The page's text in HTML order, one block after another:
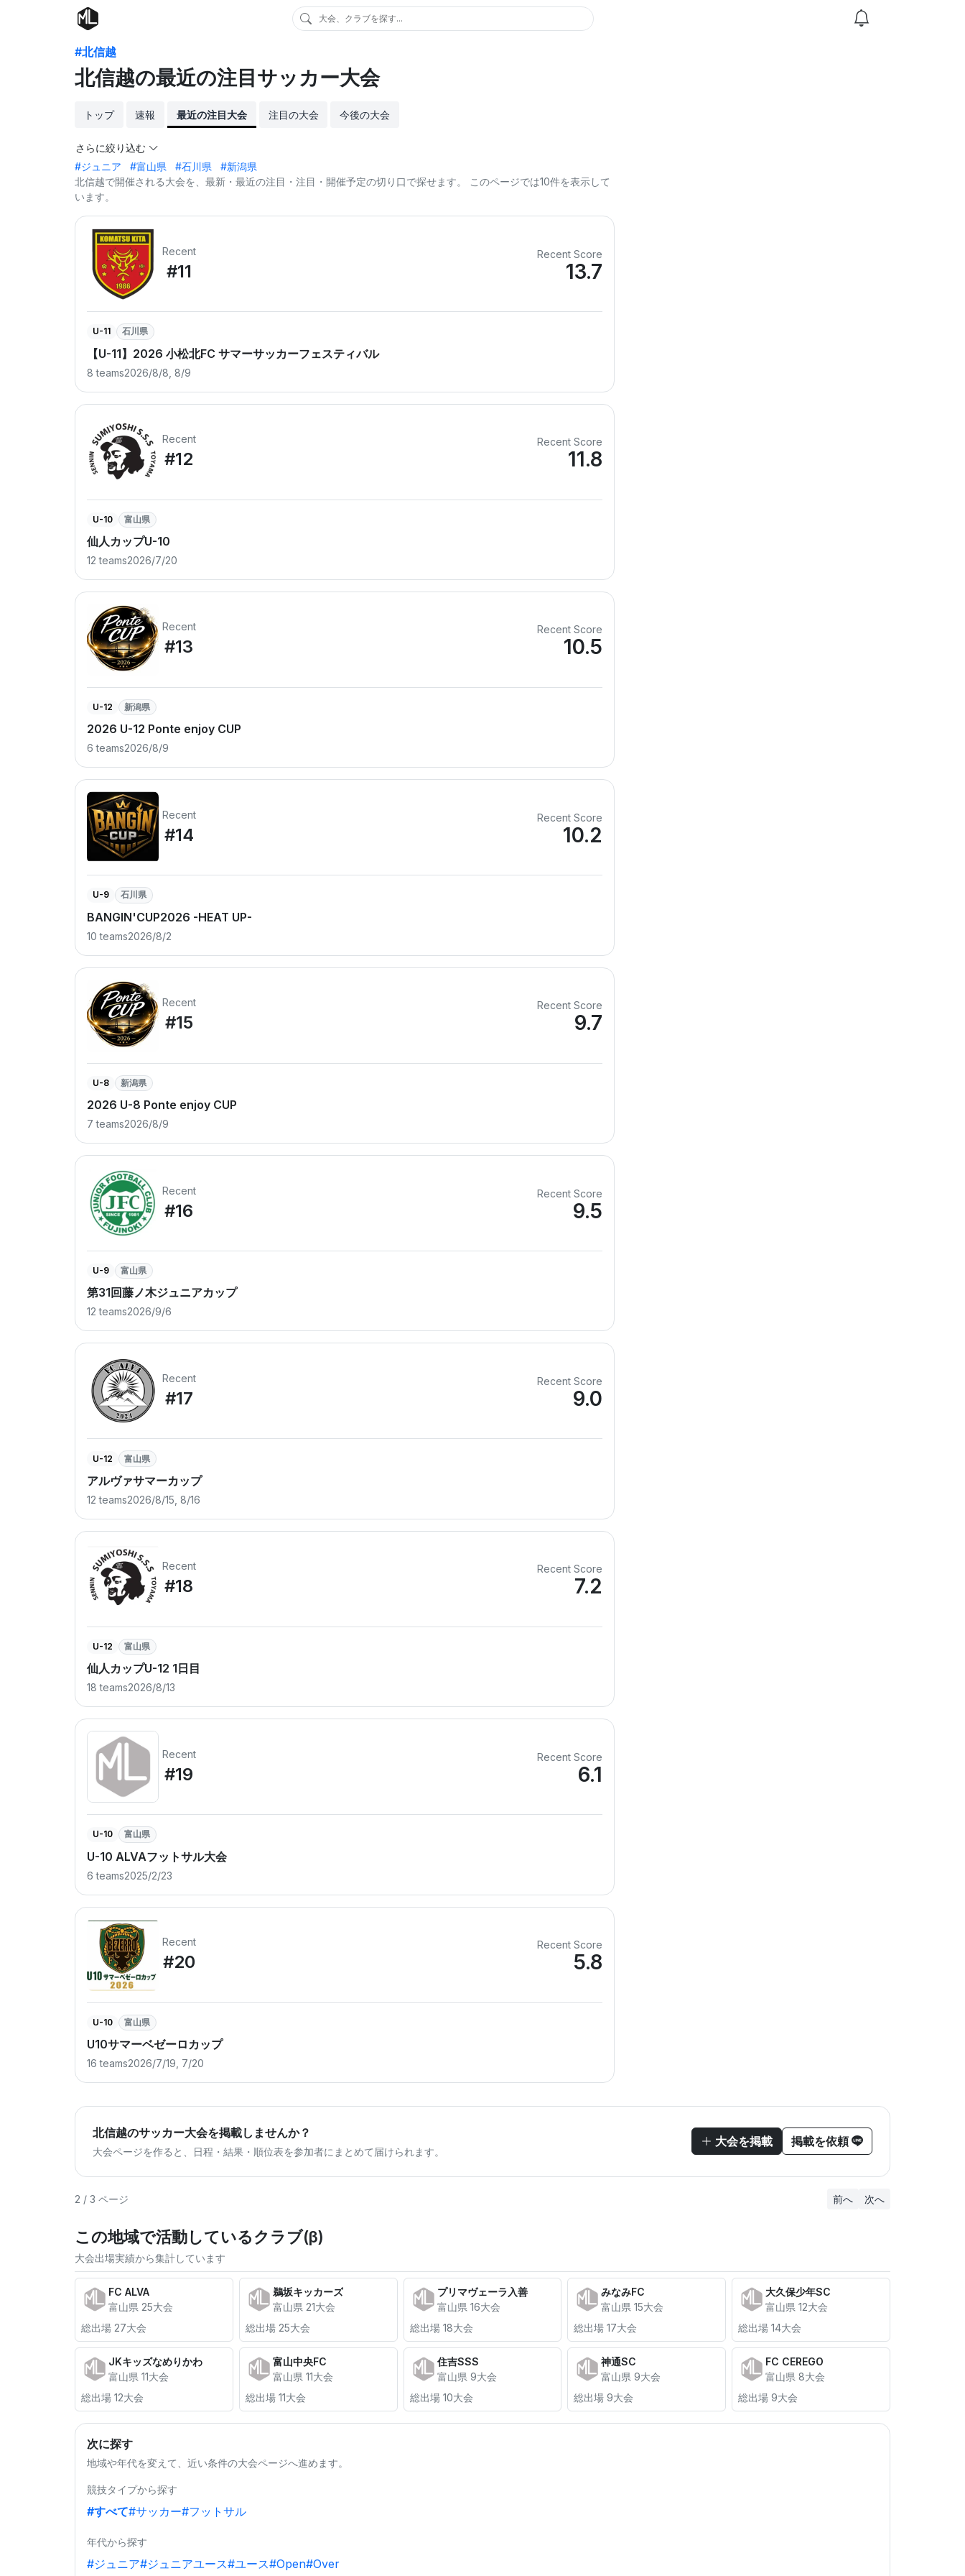
大会、クラブを探す...
#北信越
北信越の最近の注目サッカー大会
トップ 速報 最近の注目大会 注目の大会 今後の大会
さらに絞り込む
#ジュニア
#富山県 #石川県
#新潟県
北信越で開催される大会を、最新・最近の注目・注目・開催予定の切り口で探せます。 このページでは10件を表示して
います。
Recent
#11
Recent Score
13.7
U-11 石川県
【U-11】2026 小松北FC サマーサッカーフェスティバル
8 teams2026/8/8, 8/9
Recent
#12
Recent Score
11.8
U-10 富山県
仙人カップU-10
12 teams2026/7/20
Recent
#13
Recent Score
10.5
U-12 新潟県
2026 U-12 Ponte enjoy CUP
6 teams2026/8/9
Recent
#14
Recent Score
10.2
U-9 石川県
BANGIN'CUP2026 -HEAT UP-
10 teams2026/8/2
Recent
#15
Recent Score
9.7
U-8 新潟県
2026 U-8 Ponte enjoy CUP
7 teams2026/8/9
Recent
#16
Recent Score
9.5
U-9 富山県
第31回藤ノ木ジュニアカップ
12 teams2026/9/6
Recent
#17
Recent Score
9.0
U-12 富山県
アルヴァサマーカップ
12 teams2026/8/15, 8/16
Recent
#18
Recent Score
7.2
U-12 富山県
仙人カップU-12 1日目
18 teams2026/8/13
Recent
#19
Recent Score
6.1
U-10 富山県
U-10 ALVAフットサル大会
6 teams2025/2/23
Recent
#20
Recent Score
5.8
U-10 富山県
U10サマーベゼーロカップ
16 teams2026/7/19, 7/20
北信越のサッカー大会を掲載しませんか？
大会ページを作ると、日程・結果・順位表を参加者にまとめて届けられます。
大会を掲載 掲載を依頼
2 / 3 ページ 前へ 次へ
この地域で活動しているクラブ(β)
大会出場実績から集計しています
FC ALVA
富山県 25大会
総出場 27大会
鵜坂キッカーズ
富山県 21大会
総出場 25大会
プリマヴェーラ入善
富山県 16大会
総出場 18大会
みなみFC
富山県 15大会
総出場 17大会
大久保少年SC
富山県 12大会
総出場 14大会
JKキッズなめりかわ
富山県 11大会
総出場 12大会
富山中央FC
富山県 11大会
総出場 11大会
住吉SSS
富山県 9大会
総出場 10大会
神通SC
富山県 9大会
総出場 9大会
FC CEREGO
富山県 8大会
総出場 9大会
次に探す
地域や年代を変えて、近い条件の大会ページへ進めます。
競技タイプから探す
#すべて#サッカー#フットサル
年代から探す
#ジュニア#ジュニアユース#ユース#Open#Over